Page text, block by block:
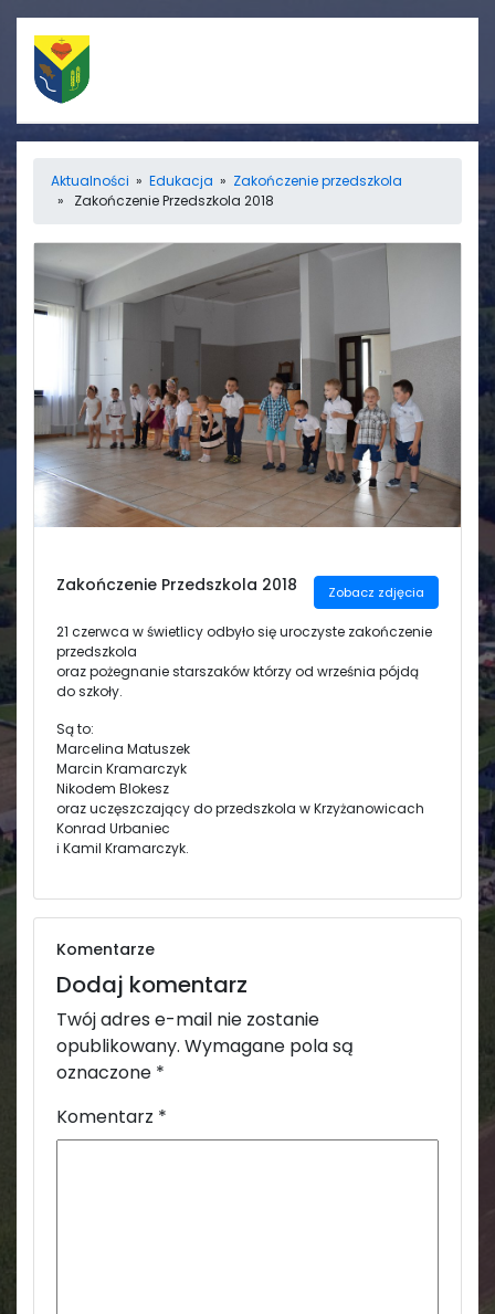
Straż Pożarna
Ośrodek zdrowia
Koło gospodyń
wiejskich
Rada sołecka
Aktualności
Galerie
Aktualności » Edukacja » Zakończenie przedszkola
» Zakończenie Przedszkola 2018
Zakończenie Przedszkola 2018 Zobacz zdjęcia
21 czerwca w świetlicy odbyło się uroczyste zakończenie
przedszkola
oraz pożegnanie starszaków którzy od września pójdą
do szkoły.
Są to:
Marcelina Matuszek
Marcin Kramarczyk
Nikodem Blokesz
oraz uczęszczający do przedszkola w Krzyżanowicach
Konrad Urbaniec
i Kamil Kramarczyk.
Komentarze
Dodaj komentarz
Twój adres e-mail nie zostanie
opublikowany. Wymagane pola są
oznaczone *
Komentarz *